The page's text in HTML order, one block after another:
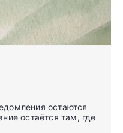
остаются
остаётся там, где